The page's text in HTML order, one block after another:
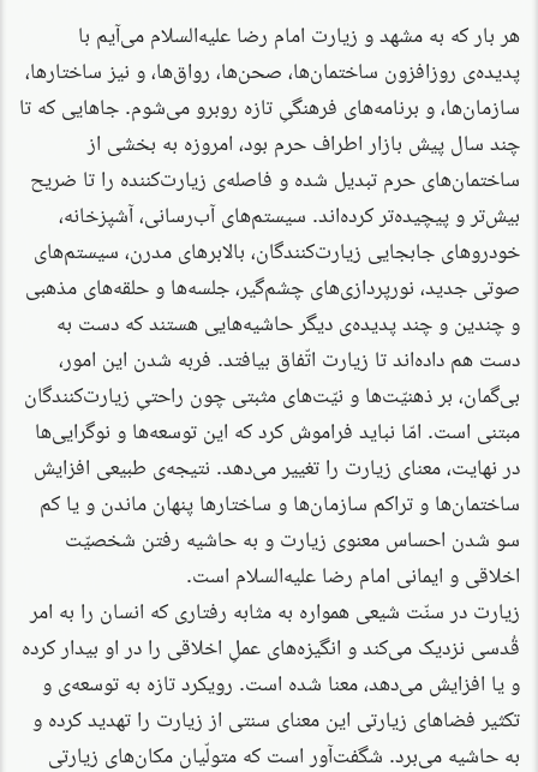
هر بار که به مشهد و زیارت امام رضا علیه‌السلام می‌آیم با
پدیده‌ی روز‌افزون ساختمان‌ها، صحن‌ها، رواق‌ها، و نیز ساختارها،
سازمان‌ها، و برنامه‌های فرهنگیِ تازه روبرو می‌شوم. جاهایی که تا
چند سال پیش بازار اطراف حرم بود، امروزه به بخشی از
ساختمان‌های حرم تبدیل شده‌ و فاصله‌ی زیارت‌کننده را تا ضریح
بیش‌تر و پیچیده‌تر کرده‌اند. سیستم‌های آب‌رسانی، آشپزخانه،
خودروهای جابجایی زیارت‌کنندگان، بالابرهای مدرن، سیستم‌های
صوتی جدید، نورپردازی‌های چشم‌گیر، جلسه‌ها و حلقه‌های مذهبی
و چندین و چند پدیده‌ی دیگر حاشیه‌هایی هستند که دست به
دست هم داده‌اند تا زیارت اتّفاق بیافتد. فربه شدن این امور،
بی‌گمان، بر ذهنیّت‌ها و نیّت‌های مثبتی چون راحتیِ زیارت‌کنندگان
مبتنی است. امّا نباید فراموش کرد که این توسعه‌ها و نوگرایی‌ها
در نهایت، معنای زیارت را تغییر می‌دهد. نتیجه‌ی طبیعی افزایش
ساختمان‌ها و تراکم سازمان‌ها و ساختارها پنهان ماندن و یا کم
سو شدن احساس معنوی زیارت و به حاشیه رفتن شخصیّت
اخلاقی و ایمانی امام رضا علیه‌السلام است.
زیارت در سنّت شیعی همواره به مثابه رفتاری که انسان را به امر
قُدسی نزدیک می‌کند و انگیزه‌های عملِ اخلاقی را در او بیدار کرده
و یا افزایش می‌دهد، معنا شده است. رویکرد تازه به توسعه‌ی و
تکثیر فضاهای زیارتی این معنای سنتی از زیارت را تهدید کرده و
به حاشیه می‌برد. شگفت‌آور است که متولّیان مکان‌های زیارتی